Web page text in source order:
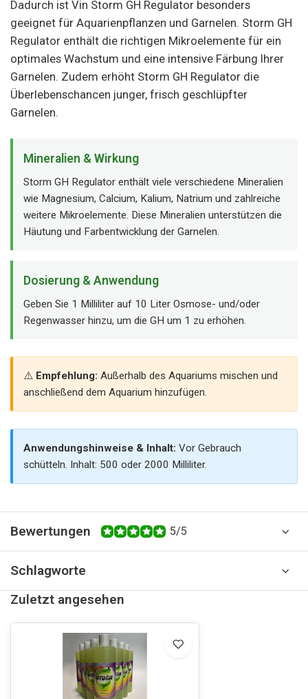
Dadurch ist Vin Storm GH Regulator besonders
geeignet für Aquarienpflanzen und Garnelen. Storm GH
Regulator enthält die richtigen Mikroelemente für ein
optimales Wachstum und eine intensive Färbung Ihrer
Garnelen. Zudem erhöht Storm GH Regulator die
Überlebenschancen junger, frisch geschlüpfter
Garnelen.
Mineralien & Wirkung
Storm GH Regulator enthält viele verschiedene Mineralien
wie Magnesium, Calcium, Kalium, Natrium und zahlreiche
weitere Mikroelemente. Diese Mineralien unterstützen die
Häutung und Farbentwicklung der Garnelen.
Dosierung & Anwendung
Geben Sie 1 Milliliter auf 10 Liter Osmose- und/oder
Regenwasser hinzu, um die GH um 1 zu erhöhen.
Empfehlung: Außerhalb des Aquariums mischen und
anschließend dem Aquarium hinzufügen.
Anwendungshinweise & Inhalt: Vor Gebrauch
schütteln. Inhalt: 500 oder 2000 Milliliter.
Bewertungen 5/5
Schlagworte
Zuletzt angesehen